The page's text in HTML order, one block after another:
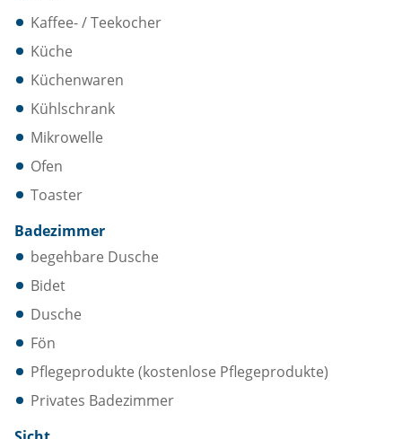
Kaffee- / Teekocher
Küche
Küchenwaren
Kühlschrank
Mikrowelle
Ofen
Toaster
Badezimmer
begehbare Dusche
Bidet
Dusche
Fön
Pflegeprodukte (kostenlose Pflegeprodukte)
Privates Badezimmer